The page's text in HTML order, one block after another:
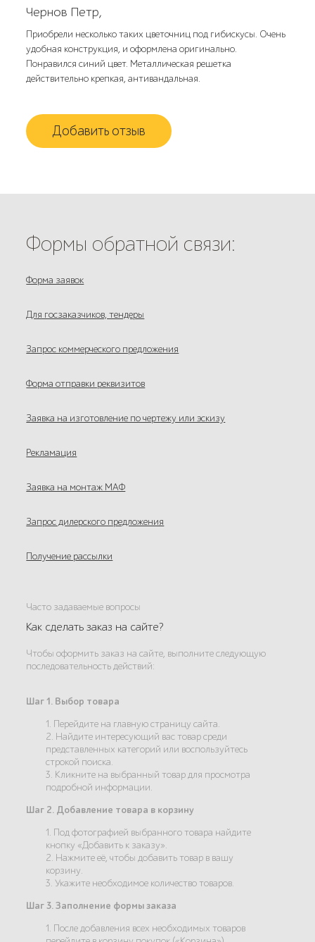
Чернов Петр,
Приобрели несколько таких цветочниц под гибискусы. Очень
удобная конструкция, и оформлена оригинально.
Понравился синий цвет. Металлическая решетка
действительно крепкая, антивандальная.
Добавить отзыв
Формы обратной связи:
Форма заявок
Для госзаказчиков, тендеры
Запрос коммерческого предложения
Форма отправки реквизитов
Заявка на изготовление по чертежу или эскизу
Рекламация
Заявка на монтаж МАФ
Запрос дилерского предложения
Получение рассылки
Часто задаваемые вопросы
Как сделать заказ на сайте?
Чтобы оформить заказ на сайте, выполните следующую
последовательность действий:
Шаг 1. Выбор товара
1. Перейдите на главную страницу сайта.
2. Найдите интересующий вас товар среди
представленных категорий или воспользуйтесь
строкой поиска.
3. Кликните на выбранный товар для просмотра
подробной информации.
Шаг 2. Добавление товара в корзину
1. Под фотографией выбранного товара найдите
кнопку «Добавить к заказу».
2. Нажмите её, чтобы добавить товар в вашу
корзину.
3. Укажите необходимое количество товаров.
Шаг 3. Заполнение формы заказа
1. После добавления всех необходимых товаров